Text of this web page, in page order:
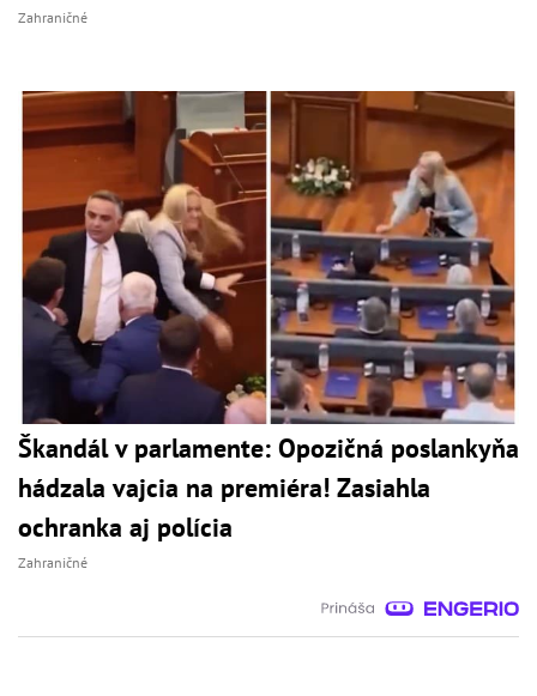
Zahraničné
Škandál v parlamente: Opozičná poslankyňa
hádzala vajcia na premiéra! Zasiahla
ochranka aj polícia
Zahraničné